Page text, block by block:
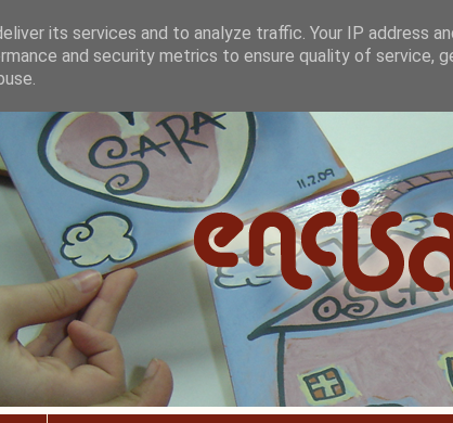
its services and to analyze traffic. Your IP address
and security metrics to ensure quality of service,